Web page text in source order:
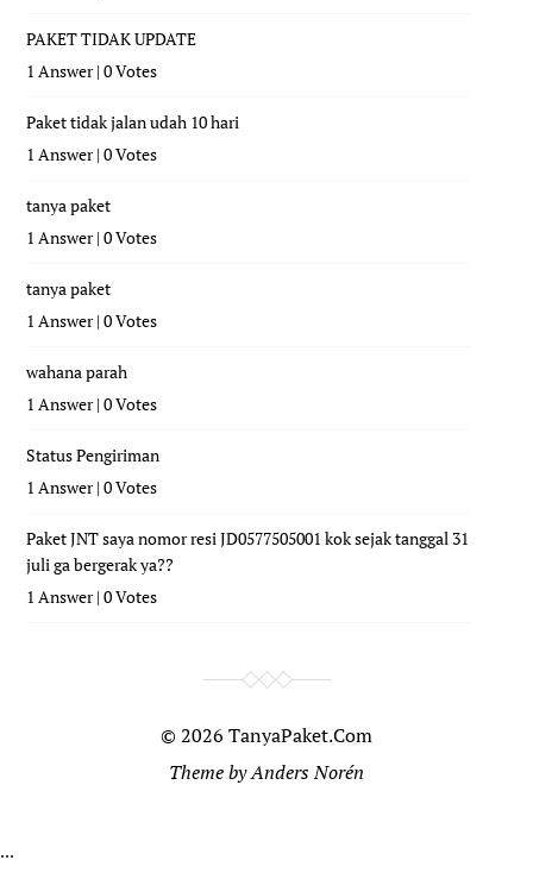
PAKET TIDAK UPDATE
1 Answer|0 Votes
Paket tidak jalan udah 10 hari
1 Answer|0 Votes
tanya paket
1 Answer|0 Votes
tanya paket
1 Answer|0 Votes
wahana parah
1 Answer|0 Votes
Status Pengiriman
1 Answer|0 Votes
Paket JNT saya nomor resi JD0577505001 kok sejak tanggal 31
juli ga bergerak ya??
1 Answer|0 Votes
© 2026 TanyaPaket.Com
Theme byAnders Norén
...